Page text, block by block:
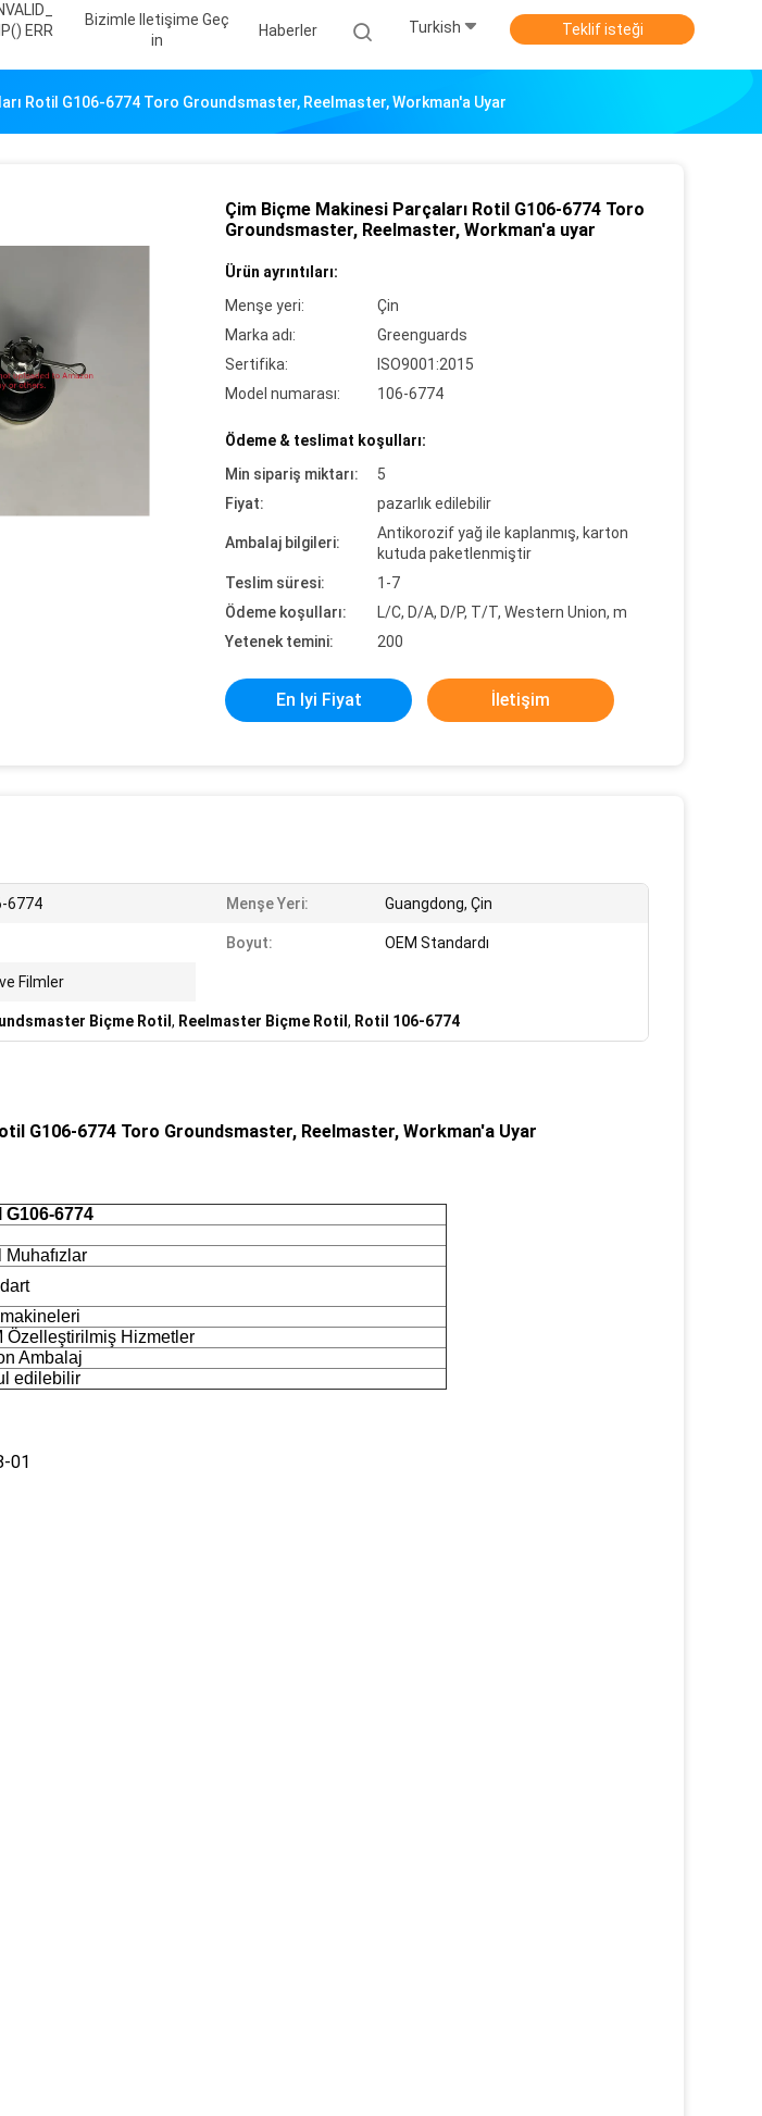
ERR
Bizimle Iletişime Geç
In
Haberler Turkish Teklif isteği
Rotil G106-6774 Toro Groundsmaster, Reelmaster, Workman'a Uyar
Çim Biçme Makinesi Parçaları Rotil G106-6774 Toro
Groundsmaster, Reelmaster, Workman'a uyar
Ürün ayrıntıları:
Menşe yeri:
Çin
Marka adı:
Greenguards
Sertifika:
ISO9001:2015
Model numarası:
106-6774
Ödeme & teslimat koşulları:
Min sipariş miktarı:
5
Fiyat:
pazarlık edilebilir
Ambalaj bilgileri:
Antikorozif yağ ile kaplanmış, karton
kutuda paketlenmiştir
Teslim süresi:
1-7
Ödeme koşulları:
L/C, D/A, D/P, T/T, Western Union, m
Yetenek temini:
200
En Iyi Fiyat İletişim
6774 Menşe Yeri: Guangdong, Çin
Boyut: OEM Standardı
Filmler
Biçme Rotil , Reelmaster Biçme Rotil , Rotil 106-6774
G106-6774 Toro Groundsmaster, Reelmaster, Workman'a Uyar
G106-6774
Muhafızlar
Özelleştirilmiş Hizmetler
Ambalaj
edilebilir
01